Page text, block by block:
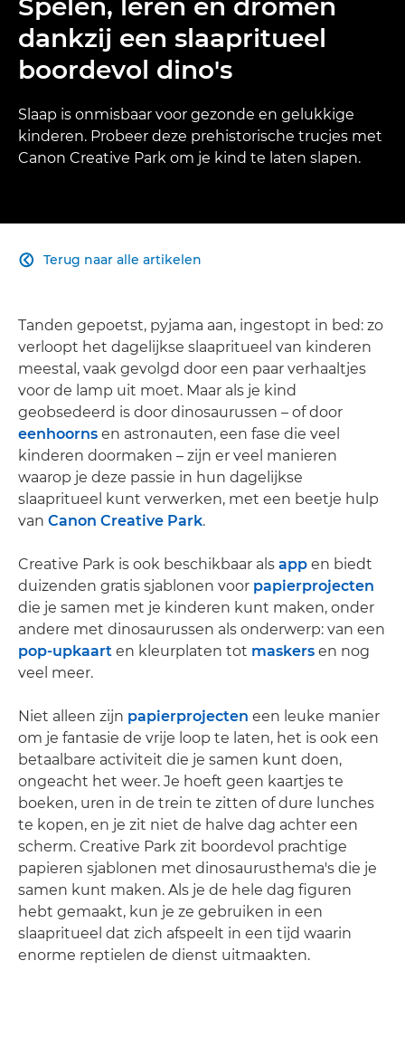
Spelen, leren en dromen
dankzij een slaapritueel
boordevol dino's
Slaap is onmisbaar voor gezonde en gelukkige
kinderen. Probeer deze prehistorische trucjes met
Canon Creative Park om je kind te laten slapen.
Terug naar alle artikelen

Tanden gepoetst, pyjama aan, ingestopt in bed: zo
verloopt het dagelijkse slaapritueel van kinderen
meestal, vaak gevolgd door een paar verhaaltjes
voor de lamp uit moet. Maar als je kind
geobsedeerd is door dinosaurussen – of door
eenhoorns en astronauten, een fase die veel
kinderen doormaken – zijn er veel manieren
waarop je deze passie in hun dagelijkse
slaapritueel kunt verwerken, met een beetje hulp
van Canon Creative Park.
Creative Park is ook beschikbaar als app en biedt
duizenden gratis sjablonen voor papierprojecten
die je samen met je kinderen kunt maken, onder
andere met dinosaurussen als onderwerp: van een
pop-upkaart en kleurplaten tot maskers en nog
veel meer.
Niet alleen zijn papierprojecten een leuke manier
om je fantasie de vrije loop te laten, het is ook een
betaalbare activiteit die je samen kunt doen,
ongeacht het weer. Je hoeft geen kaartjes te
boeken, uren in de trein te zitten of dure lunches
te kopen, en je zit niet de halve dag achter een
scherm. Creative Park zit boordevol prachtige
papieren sjablonen met dinosaurusthema's die je
samen kunt maken. Als je de hele dag figuren
hebt gemaakt, kun je ze gebruiken in een
slaapritueel dat zich afspeelt in een tijd waarin
enorme reptielen de dienst uitmaakten.